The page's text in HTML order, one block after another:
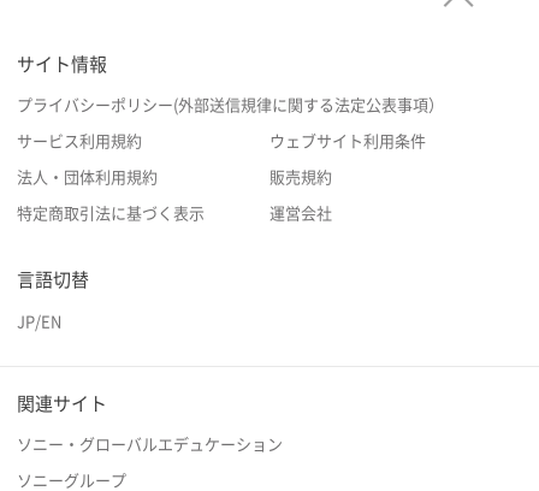
サイト情報
プライバシーポリシー(外部送信規律に関する法定公表事項）
サービス利用規約 ウェブサイト利用条件
法人・団体利用規約 販売規約
特定商取引法に基づく表示 運営会社
言語切替
JP/EN
関連サイト
ソニー・グローバルエデュケーション
ソニーグループ